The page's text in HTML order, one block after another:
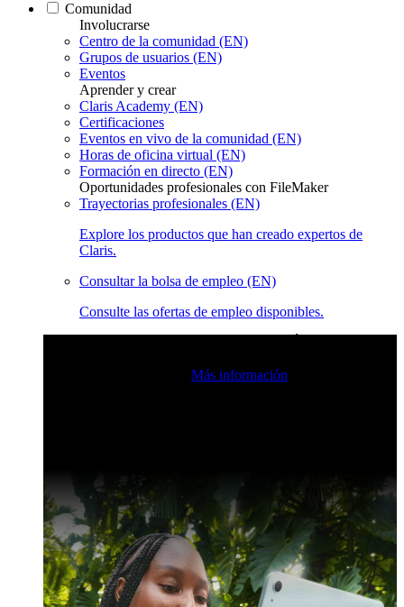
Comunidad
Involucrarse
Centro de la comunidad (EN)
Grupos de usuarios (EN)
Eventos
Aprender y crear
Claris Academy (EN)
Certificaciones
Eventos en vivo de la comunidad (EN)
Horas de oficina virtual (EN)
Formación en directo (EN)
Oportunidades profesionales con FileMaker
Trayectorias profesionales (EN)
Explore los productos que han creado expertos de
Claris.
Consultar la bolsa de empleo (EN)
Consulte las ofertas de empleo disponibles.
Más información